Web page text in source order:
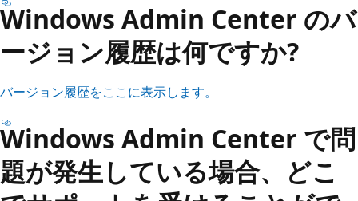
Windows Admin Center のバ
ージョン履歴は何ですか?
バージョン履歴をここに表示します。
Windows Admin Center で問
題が発生している場合、どこ